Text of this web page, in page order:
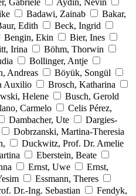
Gabriele
Aydin, Nevin
Badawi, Zainab
Bakar,
Edith
Beck, Ingrid
Bengin, Ekin
Bier, Ines
Irina
Böhm, Thorwin
Bollinger, Antje
Andreas
Böyük, Songül
Auxilio
Brosch, Katharina
Helene
Busch, Gerold
Carmelo
Celis Pérez,
Dambacher, Ute
Dargies-
Dobrzanski, Martina-Theresia
Duckwitz, Prof. Dr. Amelie
Eberstein, Beate
Ernst, Uwe
Ernst,
Essmann, Theres
Dr.-Ing. Sebastian
Fendyk,